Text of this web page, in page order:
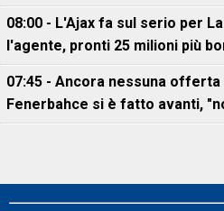
08:00 - L'Ajax fa sul serio per
l'agente, pronti 25 milioni più
07:45 - Ancora nessuna offerta
Fenerbahce si è fatto avanti,